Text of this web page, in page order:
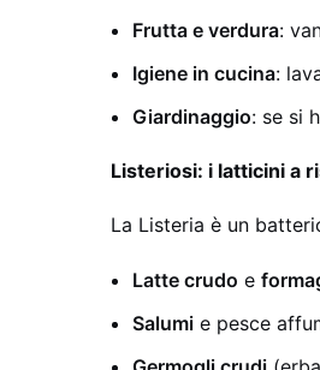
Frutta e verdura:
Igiene in cucina:
Giardinaggio: se si
Listeriosi: i latticini a
La Listeria è un
Latte crudo e
Salumi e pesce